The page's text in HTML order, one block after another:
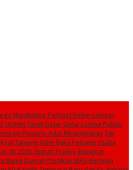
Mandolang Perkuat Kebersamaan
LKAAM Tanah Datar Gelar Lomba Pidato
Pewaris Adat Minangkabau Tak
Tanjung Alam Buka Peluang Usaha
XII 2026, Bupati Franky Wongkar
Nama Daerah Pastikan BIAS Berjalan